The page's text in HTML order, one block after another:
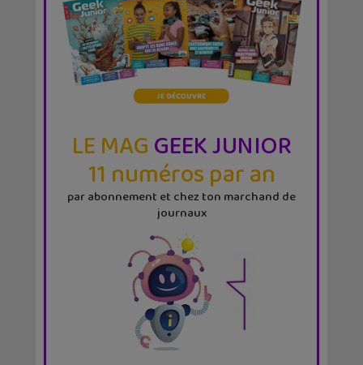
LE MAGGEEK JUNIOR
11 numéros par an
par abonnement et chez ton marchand de
journaux